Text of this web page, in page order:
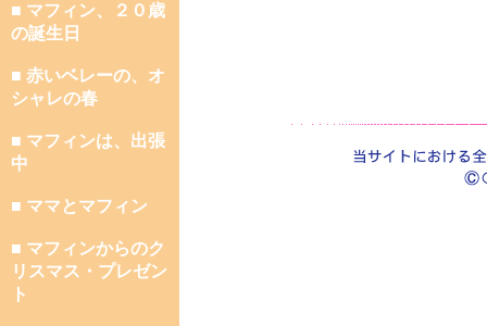
■ マフィン、２０歳
の誕生日
■ 赤いベレーの、オ
シャレの春
■ マフィンは、出張
中
■ ママとマフィン
■ マフィンからのク
リスマス・プレゼン
ト